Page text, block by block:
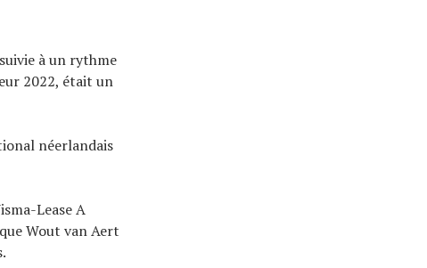
à un rythme
2022, était un
néerlandais
Lease A
Wout van Aert